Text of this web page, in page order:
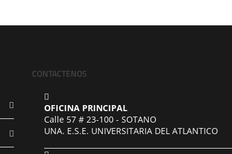
CONTACTENOS
OFICINA PRINCIPAL
Calle 57 # 23-100 - SOTANO
UNA. E.S.E. UNIVERSITARIA DEL ATLANTICO